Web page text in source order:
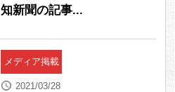
知新聞の記事...
メディア掲載
2021/03/28